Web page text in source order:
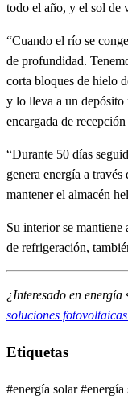
todo el año, y el sol de
“Cuando el río se
de profundidad.
corta bloques de hielo
y lo lleva a un
encargada de
“Durante 50 días
genera energía a
mantener el almacén
Su interior se mantiene
de refrigeración,
¿Interesado en
soluciones
Etiquetas
#energía solar#energía